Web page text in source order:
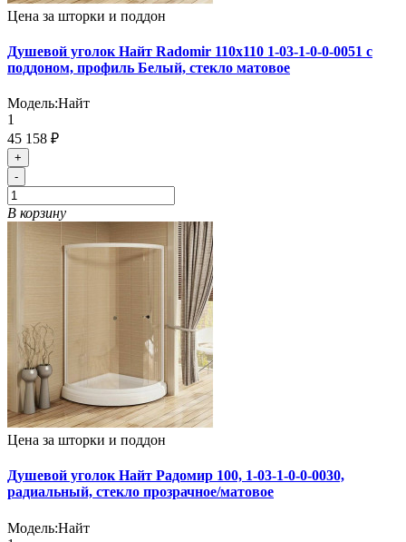
Цена за шторки и поддон
Душевой уголок Найт Radomir 110x110 1-03-1-0-0-0051 с
поддоном, профиль Белый, стекло матовое
Модель:Найт
1
45 158 ₽
+
-
В корзину
Цена за шторки и поддон
Душевой уголок Найт Радомир 100, 1-03-1-0-0-0030,
радиальный, стекло прозрачное/матовое
Модель:Найт